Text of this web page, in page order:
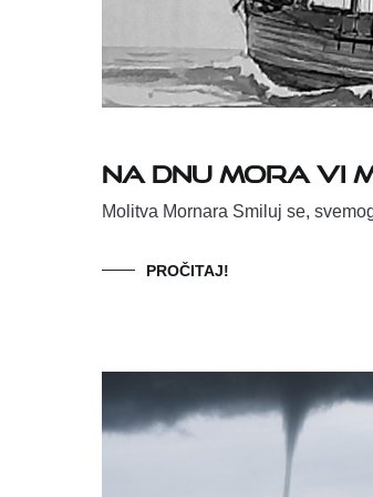
Na dnu mora vi
Molitva Mornara Smiluj se,
PROČITAJ!